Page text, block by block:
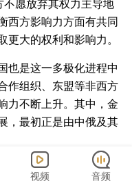
不愿放弃其权力主导地
西方影响力方面有共同
更大的权利和影响力。
也是这一多极化进程中
作组织、东盟等非西方
力不断上升。其中，金
，最初正是由中俄及其
俄并不寻求颠覆现存所
视频 音频